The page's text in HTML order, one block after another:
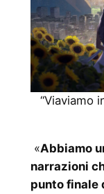
“Viaviamo
«Abbiamo
narrazioni
punto finale